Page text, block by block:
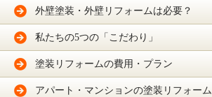
外壁塗装・外壁リフォームは必要？
私たちの5つの「こだわり」
塗装リフォームの費用・プラン
アパート・マンションの塗装リフォーム